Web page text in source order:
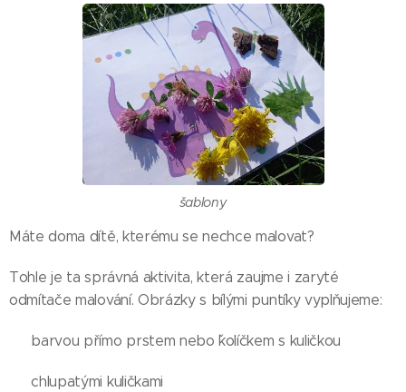
šablony
Máte doma dítě, kterému se nechce malovat?
Tohle je ta správná aktivita, která zaujme i zaryté
odmítače malování. Obrázky s bílými puntíky vyplňujeme:
🟡 barvou přímo prstem nebo ˇkolíčkem s kuličkou
🟠 chlupatými kuličkami